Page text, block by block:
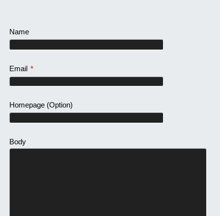
Name
Email *
Homepage(Option)
Body